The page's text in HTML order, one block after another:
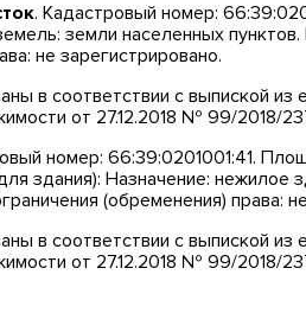
. Кадастровый номер:
земли населенных
не зарегистрировано.
в соответствии с выпиской
от 27.12.2018 № 99/2018/
номер: 66:39:0201001:41.
здания): Назначение:
(обременения) права:
в соответствии с выпиской
от 27.12.2018 № 99/2018/